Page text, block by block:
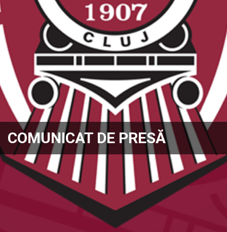
COMUNICAT DE PRESĂ